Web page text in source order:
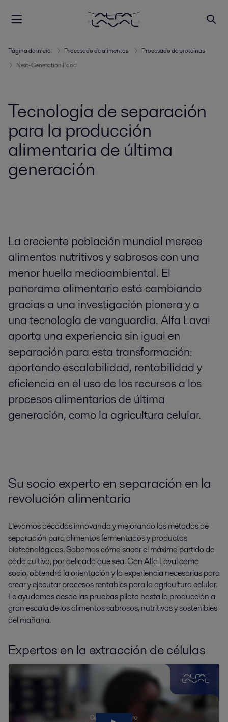
Página de inicio Procesado de alimentos
Procesado de proteínas
Next-Generation Food
Tecnología de separación
para la producción
alimentaria de última
generación
La creciente población mundial merece
alimentos nutritivos y sabrosos con una
menor huella medioambiental. El
panorama alimentario está cambiando
gracias a una investigación pionera y a
una tecnología de vanguardia. Alfa Laval
aporta una experiencia sin igual en
separación para esta transformación:
aportando escalabilidad, rentabilidad y
eficiencia en el uso de los recursos a los
procesos alimentarios de última
generación, como la agricultura celular.
Su socio experto en separación en la
revolución alimentaria
Llevamos décadas innovando y mejorando los métodos de
separación para alimentos fermentados y productos
biotecnológicos. Sabemos cómo sacar el máximo partido de
cada cultivo, por delicado que sea. Con Alfa Laval como
socio, obtendrá la orientación y la experiencia necesarias para
crear y ejecutar procesos rentables para la agricultura celular.
Le ayudamos desde las pruebas piloto hasta la producción a
gran escala de los alimentos sabrosos, nutritivos y sostenibles
del mañana.
Expertos en la extracción de células